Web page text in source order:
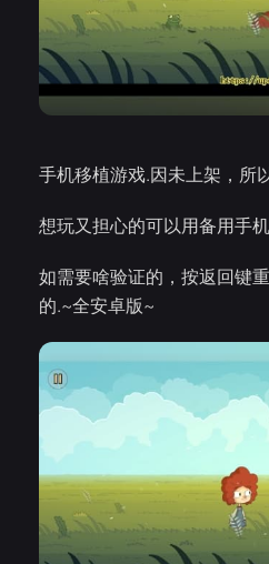
手机移植游戏.因未上架，所
想玩又担心的可以用备用手机
如需要啥验证的，按返回键
的.~全安卓版~